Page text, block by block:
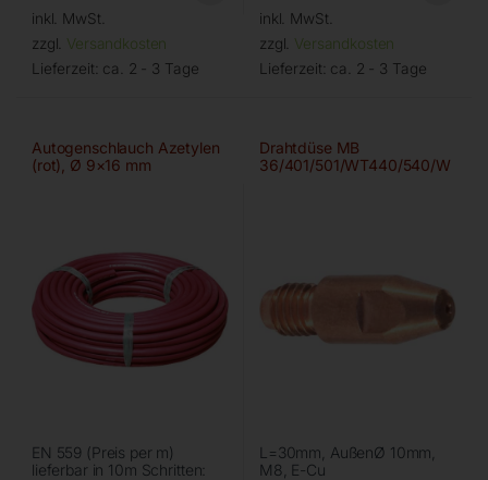
inkl. MwSt.
zzgl. Versandkosten
Lieferzeit: ca. 2 - 3 Tage
inkl. MwSt.
zzgl. Versandkosten
Lieferzeit: ca. 2 - 3 Tage
Autogenschlauch Azetylen
(rot), Ø 9×16 mm
EN 559 (Preis per m)
lieferbar in 10m Schritten:
Drahtdüse MB
36/401/501/WT440/540/W
L=30mm, AußenØ 10mm,
M8, E-Cu